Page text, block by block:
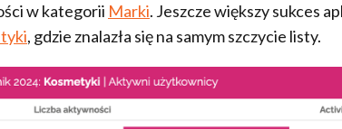
w kategorii Marki. Jeszcze większy sukces
, gdzie znalazła się na samym szczycie listy.